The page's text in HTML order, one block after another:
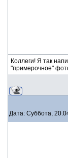
Коллеги! Я так
"примерочное"
Дата: Суббота,